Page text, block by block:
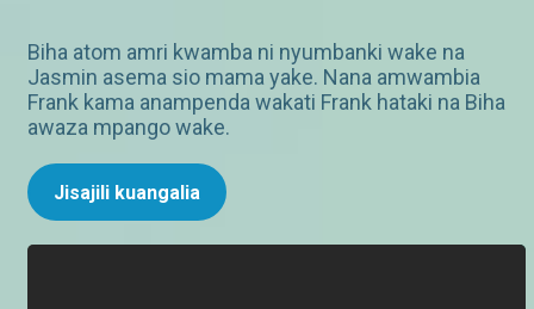
Biha atom amri kwamba ni nyumbanki wake na
Jasmin asema sio mama yake. Nana amwambia
Frank kama anampenda wakati Frank hataki na Biha
awaza mpango wake.
Jisajili kuangalia